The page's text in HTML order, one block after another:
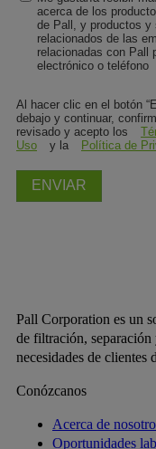
acerca de los
de Pall, y productos y
relacionados de las
relacionadas con Pall
electrónico o teléfono
Al hacer clic en el botón
debajo y continuar,
revisado y acepto los
Uso
y la Política de
ENVIAR
Pall Corporation es un
de filtración,
necesidades de clientes
Conózcanos
Acerca de
Oportunidades